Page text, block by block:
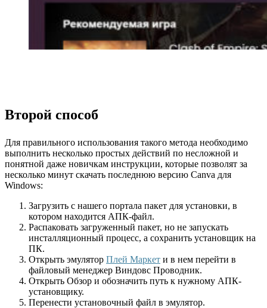
Второй способ
Для правильного использования такого метода необходимо
выполнить несколько простых действий по несложной и
понятной даже новичкам инструкции, которые позволят за
несколько минут скачать последнюю версию Canva для
Windows:
Загрузить с нашего портала пакет для установки, в
котором находится АПК-файл.
Распаковать загруженный пакет, но не запускать
инсталляционный процесс, а сохранить установщик на
ПК.
Открыть эмулятор Плей Маркет и в нем перейти в
файловый менеджер Виндовс Проводник.
Открыть Обзор и обозначить путь к нужному АПК-
установщику.
Перенести установочный файл в эмулятор.